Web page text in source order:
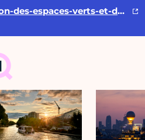
/company/direction-des-espaces-verts-et-de-l-environnement-ville-de-paris